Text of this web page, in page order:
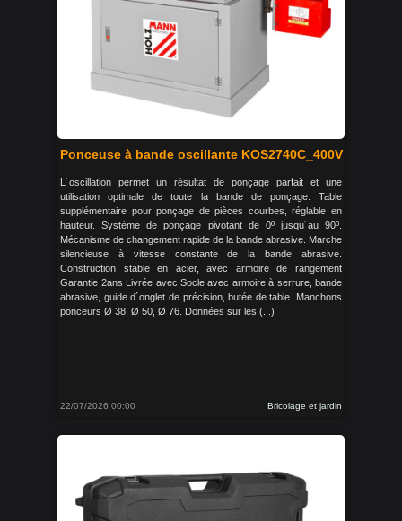
Ponceuse à bande oscillante KOS2740C_400V
L´oscillation permet un résultat de ponçage parfait et une
utilisation optimale de toute la bande de ponçage. Table
supplémentaire pour ponçage de pièces courbes, réglable en
hauteur. Système de ponçage pivotant de 0º jusqu´au 90º.
Mécanisme de changement rapide de la bande abrasive. Marche
silencieuse à vitesse constante de la bande abrasive.
Construction stable en acier, avec armoire de rangement
Garantie 2ans Livrée avec:Socle avec armoire à serrure, bande
abrasive, guide d´onglet de précision, butée de table. Manchons
ponceurs Ø 38, Ø 50, Ø 76. Données sur les (...)
22/07/2026 00:00 Bricolage et jardin